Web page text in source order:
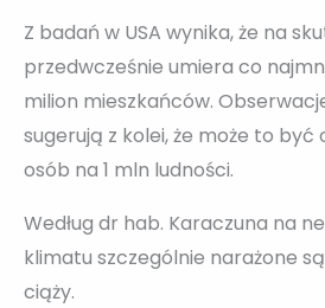
Z badań w USA wynika, że na
przedwcześnie umiera co
milion mieszkańców.
sugerują z kolei, że może to być
osób na 1 mln ludności.
Według dr hab. Karaczuna na
klimatu szczególnie narażone
ciąży.